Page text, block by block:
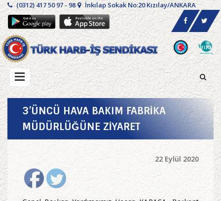
(0312) 417 50 97 - 98 İnkılap Sokak No:20 Kızılay/ANKARA
3’ÜNCÜ HAVA BAKIM FABRİKA
MÜDÜRLÜĞÜNE ZİYARET
22 Eylül 2020